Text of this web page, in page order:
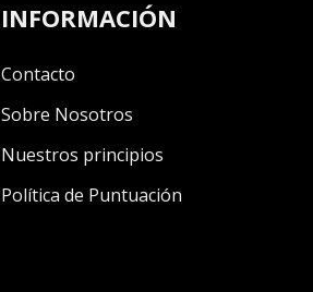
INFORMACIÓN
Contacto
Sobre Nosotros
Nuestros principios
Política de Puntuación